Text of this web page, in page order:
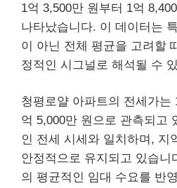
1억 3,500만 원부터 1억
나타났습니다. 이 데이터는
이 아닌 전체 평균을 고려할
정적인 시그널로 해석될 수
청평로얄 아파트의 전세가는
억 5,000만 원으로 관측되고
인 전세 시세와 일치하며, 지
안정적으로 유지되고 있습니
의 평균적인 임대 수요를 반